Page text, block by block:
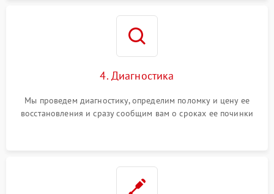
4. Диагностика
Мы проведем диагностику, определим поломку и цену ее
восстановления и сразу сообщим вам о сроках ее починки